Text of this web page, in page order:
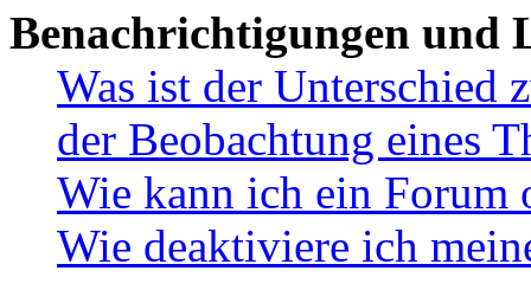
Benachrichtigungen und
Was ist der Unterschied
der Beobachtung eines
Wie kann ich ein Forum
Wie deaktiviere ich